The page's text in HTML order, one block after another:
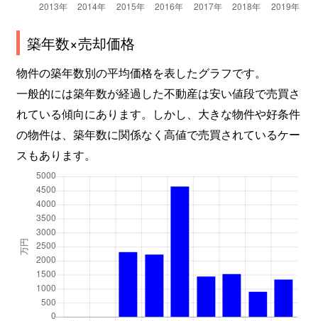
築年数×売却価格
物件の築年数別の平均価格を表したグラフです。
一般的には築年数が経過した不動産は安い値段で売買さ
れている傾向にあります。しかし、大きな物件や好条件
の物件は、築年数に関係なく高値で売買されているケー
スもあります。